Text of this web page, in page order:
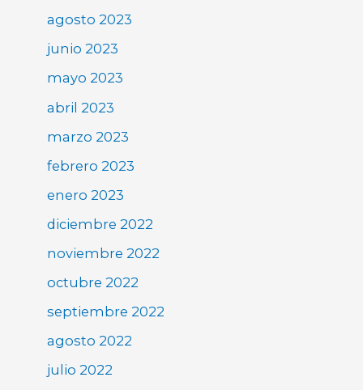
agosto 2023
junio 2023
mayo 2023
abril 2023
marzo 2023
febrero 2023
enero 2023
diciembre 2022
noviembre 2022
octubre 2022
septiembre 2022
agosto 2022
julio 2022